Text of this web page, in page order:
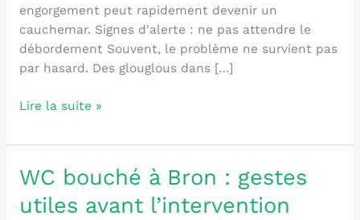
engorgement peut rapidement devenir un
cauchemar. Signes d'alerte : ne pas attendre le
débordement Souvent, le problème ne survient pas
par hasard. Des glouglous dans […]
Lire la suite »
WC bouché à Bron : gestes
utiles avant l’intervention
WC
à